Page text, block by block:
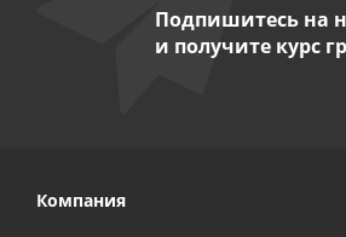
Подпишитесь на
и получите курс
Компания